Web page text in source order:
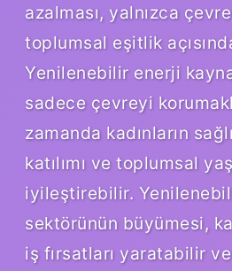
azalması, yalnızca
toplumsal eşitlik
Yenilenebilir enerji
sadece çevreyi
zamanda kadınların
katılımı ve toplumsal
iyileştirebilir.
sektörünün büyümesi,
iş fırsatları yaratabilir